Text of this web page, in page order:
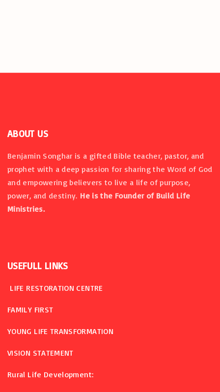
ABOUT US
Benjamin Songhar is a gifted Bible teacher, pastor, and
prophet with a deep passion for sharing the Word of God
and empowering believers to live a life of purpose,
power, and destiny. He is the Founder of Build Life
Ministries.
USEFULL LINKS
LIFE RESTORATION CENTRE
FAMILY FIRST
YOUNG LIFE TRANSFORMATION
VISION STATEMENT
Rural Life Development: